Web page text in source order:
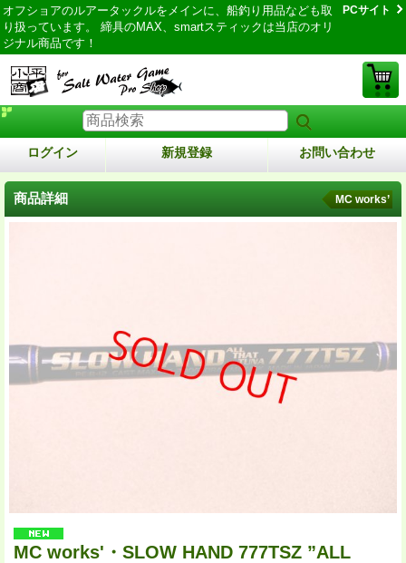
オフショアのルアータックルをメインに、船釣り用品なども取
り扱っています。 締具のMAX、smartスティックは当店のオリ
ジナル商品です！
PCサイト
ログイン 新規登録 お問い合わせ
商品詳細 MC works’
MC works'・SLOW HAND 777TSZ ”ALL